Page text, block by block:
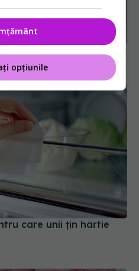
lângă fereastră. Ce
obicei
care unii țin hârtie
opțiunile